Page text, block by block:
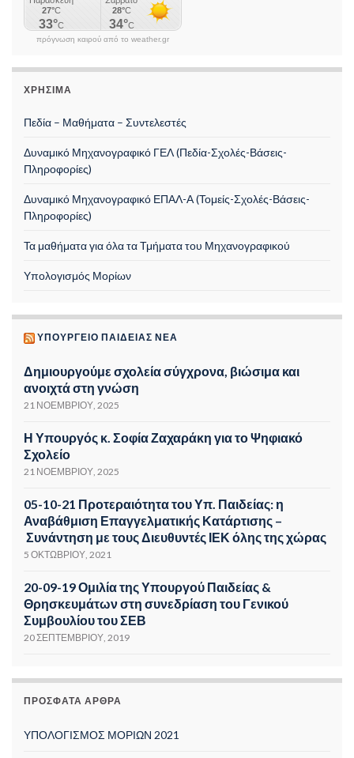
πρόγνωση καιρού από το weather.gr
ΧΡΉΣΙΜΑ
Πεδία – Μαθήματα – Συντελεστές
Δυναμικό Μηχανογραφικό ΓΕΛ (Πεδία-Σχολές-Βάσεις-
Πληροφορίες)
Δυναμικό Μηχανογραφικό ΕΠΑΛ-Α (Τομείς-Σχολές-Βάσεις-
Πληροφορίες)
Τα μαθήματα για όλα τα Τμήματα του Μηχανογραφικού
Υπολογισμός Μορίων
ΥΠΟΥΡΓΕΊΟ ΠΑΙΔΕΊΑΣ ΝΈΑ
Δημιουργούμε σχολεία σύγχρονα, βιώσιμα και
ανοιχτά στη γνώση
21 ΝΟΕΜΒΡΊΟΥ, 2025
Η Υπουργός κ. Σοφία Ζαχαράκη για το Ψηφιακό
Σχολείο
21 ΝΟΕΜΒΡΊΟΥ, 2025
05-10-21 Προτεραιότητα του Υπ. Παιδείας: η
Αναβάθμιση Επαγγελματικής Κατάρτισης –
Συνάντηση με τους Διευθυντές ΙΕΚ όλης της χώρας
5 ΟΚΤΩΒΡΊΟΥ, 2021
20-09-19 Ομιλία της Υπουργού Παιδείας &
Θρησκευμάτων στη συνεδρίαση του Γενικού
Συμβουλίου του ΣΕΒ
20 ΣΕΠΤΕΜΒΡΊΟΥ, 2019
ΠΡΌΣΦΑΤΑ ΆΡΘΡΑ
ΥΠΟΛΟΓΙΣΜΟΣ ΜΟΡΙΩΝ 2021